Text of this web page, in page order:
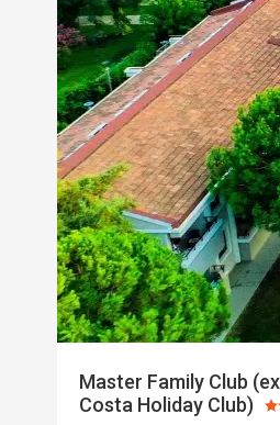
Master Family Club
Costa Holiday Club)